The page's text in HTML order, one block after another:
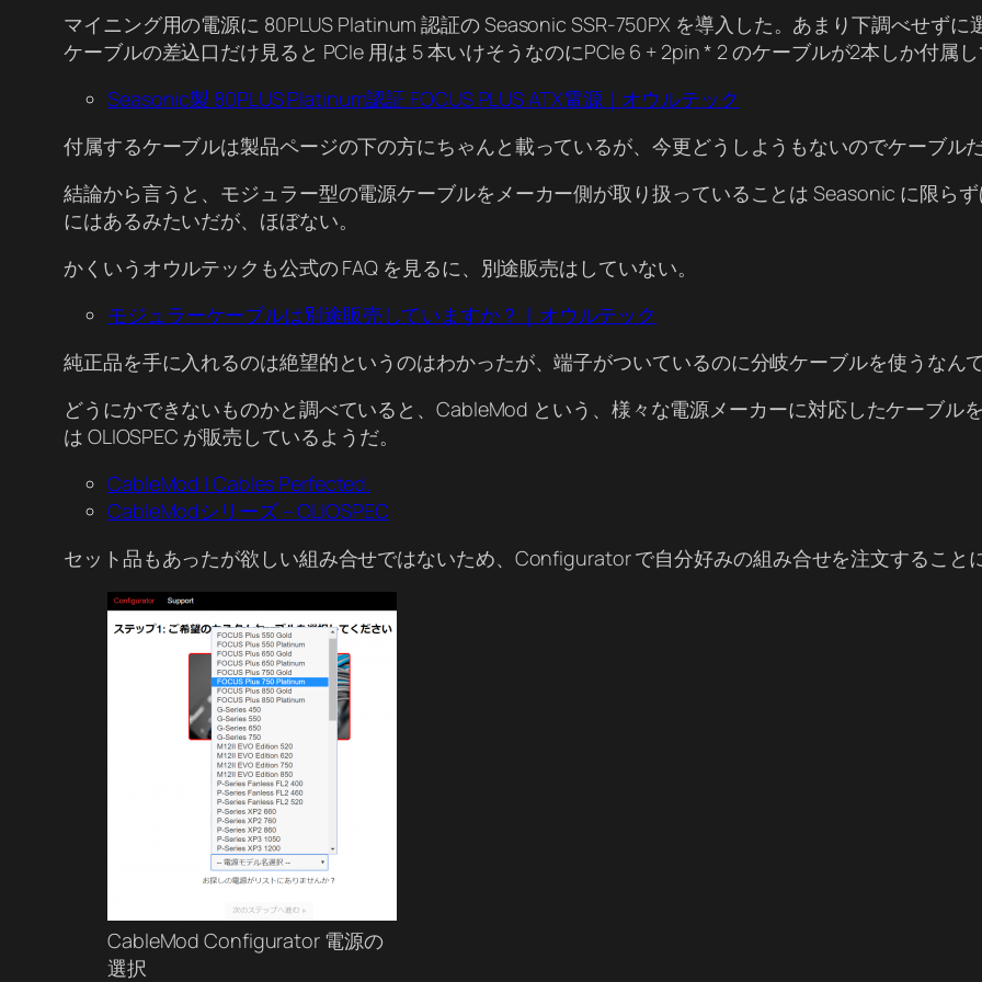
マイニング用の電源に 80PLUS Platinum 認証の Seasonic SSR-750PX を導入した。あまり下調べせず
ケーブルの差込口だけ見ると PCIe 用は 5 本いけそうなのにPCIe 6 + 2pin * 2 のケーブルが2本しか付属
Seasonic製 80PLUS Platinum認証 FOCUS PLUS ATX電源｜オウルテック
付属するケーブルは製品ページの下の方にちゃんと載っているが、今更どうしようもないのでケーブル
結論から言うと、モジュラー型の電源ケーブルをメーカー側が取り扱っていることは Seasonic に限ら
にはあるみたいだが、ほぼない。
かくいうオウルテックも公式の FAQ を見るに、別途販売はしていない。
モジュラーケーブルは別途販売していますか？｜オウルテック
純正品を手に入れるのは絶望的というのはわかったが、端子がついているのに分岐ケーブルを使うなん
どうにかできないものかと調べていると、CableMod という、様々な電源メーカーに対応したケーブル
は OLIOSPEC が販売しているようだ。
CableMod | Cables Perfected.
CableModシリーズ – OLIOSPEC
セット品もあったが欲しい組み合せではないため、Configurator で自分好みの組み合せを注文すること
CableMod Configurator 電源の
選択